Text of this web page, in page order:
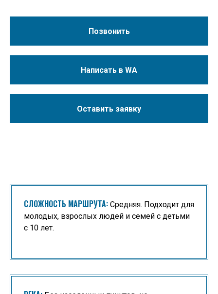
Позвонить
Написать в WA
Оставить заявку
СЛОЖНОСТЬ МАРШРУТА: Средняя. Подходит для
молодых, взрослых людей и семей с детьми
с 10 лет.